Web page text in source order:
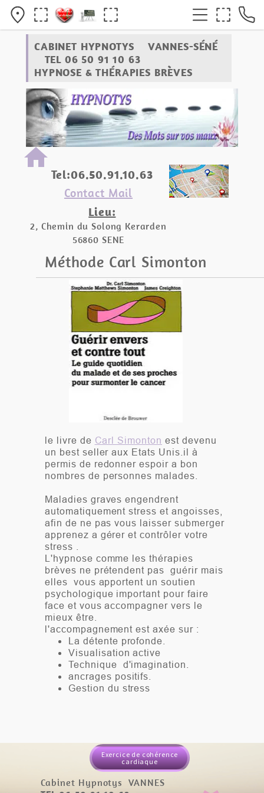
Tel:06.50.91.10.63
Contact Mail
Lieu:
2, Chemin du Solong Kerarden
56860 SENE
home
CABINET HYPNOTYS VANNES-SÉNÉ
TEL 06 50 91 10 63
HYPNOSE & THÉRAPIES BRÈVES
Exercice de cohérence
cardiaque
Cabinet Hypnotys VANNES
Méthode Carl Simonton
le livre de Carl Simonton est devenu
un best seller aux Etats Unis.il à
permis de redonner espoir a bon
nombres de personnes malades.
Maladies graves engendrent
automatiquement stress et angoisses,
afin de ne pas vous laisser submerger
apprenez a gérer et contrôler votre
stress .
L'hypnose comme les thérapies
brèves ne prétendent pas guérir mais
elles vous apportent un soutien
psychologique important pour faire
face et vous accompagner vers le
mieux être.
l'accompagnement est axée sur :
La détente profonde.
Visualisation active
Technique d'imagination.
ancrages positifs.
Gestion du stress